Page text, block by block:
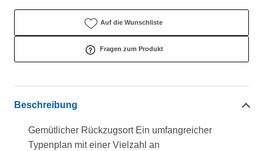
Auf die Wunschliste
Fragen zum Produkt
Beschreibung
Gemütlicher Rückzugsort Ein umfangreicher
Typenplan mit einer Vielzahl an